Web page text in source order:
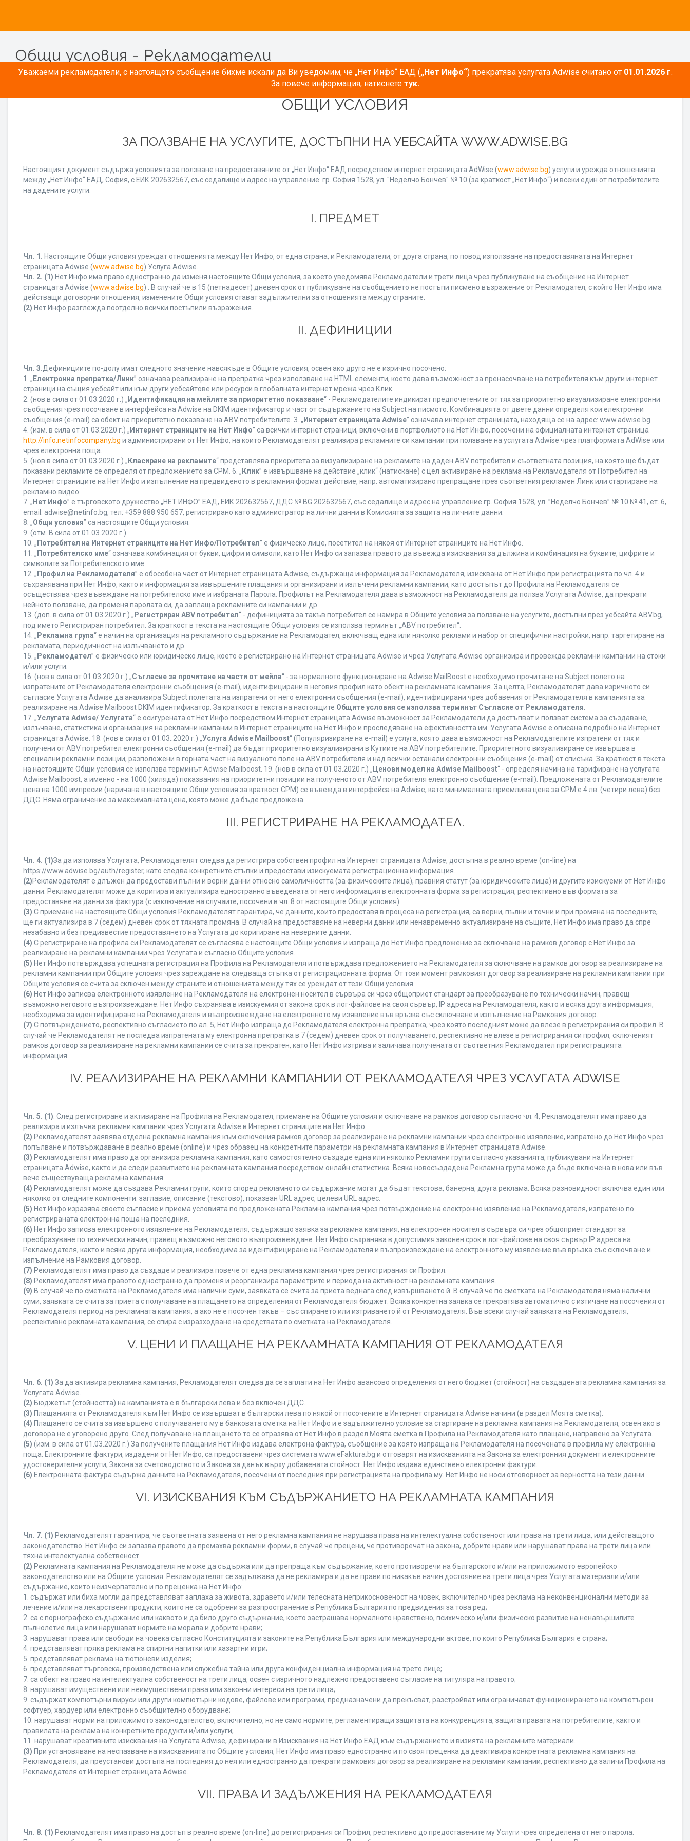
Уважаеми рекламодатели, с настоящото съобщение бихме искали да Ви уведомим, че „Нет Инфо“ ЕАД („Нет Инфо“) прекратява услугата Adwiseсчитано от 01.01.2026 г.
За повече информация, натиснете тук.
Общи условия - Рекламодатели
ОБЩИ УСЛОВИЯ
ЗА ПОЛЗВАНЕ НА УСЛУГИТЕ, ДОСТЪПНИ НА УЕБСАЙТА WWW.ADWISE.BG
Настоящият документ съдържа условията за ползване на предоставяните от „Нет Инфо“ ЕАД посредством интернет страницата AdWise (www.adwise.bg) услуги и урежда отношенията
между „Нет Инфо“ ЕАД, София, с ЕИК 202632567, със седалище и адрес на управление: гр. София 1528, ул. "Неделчо Бончев" № 10 (за краткост „Нет Инфо“) и всеки един от потребителите
на дадените услуги.
І. ПРЕДМЕТ
Чл. 1. Настоящите Общи условия уреждат отношенията между Нет Инфо, от една страна, и Рекламодатели, от друга страна, по повод използване на предоставяната на Интернет
страницата Adwise (www.adwise.bg) Услуга Adwise.
Чл. 2. (1) Нет Инфо има право едностранно да изменя настоящите Общи условия, за което уведомява Рекламодатели и трети лица чрез публикуване на съобщение на Интернет
страницата Adwise (www.adwise.bg) . В случай че в 15 (петнадесет) дневен срок от публикуване на съобщението не постъпи писмено възражение от Рекламодател, с който Нет Инфо има
действащи договорни отношения, изменените Общи условия стават задължителни за отношенията между страните.
(2) Нет Инфо разглежда поотделно всички постъпили възражения.
ІІ. ДЕФИНИЦИИ
Чл. 3.Дефинициите по-долу имат следното значение навсякъде в Общите условия, освен ако друго не е изрично посочено:
1. „ Електронна препратка/Линк” означава реализиране на препратка чрез използване на HTML елементи, което дава възможност за пренасочване на потребителя към други интернет
страници на същия уебсайт или към други уебсайтове или ресурси в глобалната интернет мрежа чрез Клик.
2. (нов в сила от 01.03.2020 г.) „ Идентификация на мейлите за приоритетно показване“ - Рекламодателите индикират предпочетените от тях за приоритетно визуализиране електронни
съобщения чрез посочване в интерфейса на Adwise на DKIM идентификатор и част от съдържанието на Subject на писмото. Комбинацията от двете данни определя кои електронни
съобщения (e-mail) са обект на приоритетно показване на ABV потребителите. 3. „ Интернет страницата Adwise” означава интернет страницата, находяща се на адрес: www.adwise.bg.
4. (изм. в сила от 01.03.2020 г.) „ Интернет страниците на Нет Инфо” са всички интернет страници, включени в портфолиото на Нет Инфо, посочени на официалната интернет страница
http://info.netinfocompany.bg и администрирани от Нет Инфо, на които Рекламодателят реализира рекламните си кампании при ползване на услугата Adwise чрез платформата AdWise или
чрез електронна поща.
5. (нов в сила от 01.03.2020 г.) „ Класиране на рекламите“ представлява приоритета за визуализиране на рекламите на даден ABV потребител и съответната позиция, на която ще бъдат
показани рекламите се определя от предложението за CPM. 6. „ Клик” е извършване на действие „клик“ (натискане) с цел активиране на реклама на Рекламодателя от Потребител на
Интернет страниците на Нет Инфо и изпълнение на предвиденото в рекламния формат действие, напр. автоматизирано препращане през съответния рекламен Линк или стартиране на
рекламно видео.
7. „ Нет Инфо” е търговското дружество „НЕТ ИНФО” ЕАД, ЕИК 202632567, ДДС № BG 202632567, със седалище и адрес на управление гр. София 1528, ул. ”Неделчо Бончев” № 10 № 41, ет. 6,
еmail: adwise@netinfo.bg, тел: +359 888 950 657, регистрирано като администратор на лични данни в Комисията за защита на личните данни.
8. „Общи условия” са настоящите Общи условия.
9. (отм. В сила от 01.03.2020 г.)
10. „ Потребител на Интернет страниците на Нет Инфо/Потребител” е физическо лице, посетител на някоя от Интернет страниците на Нет Инфо.
11. „ Потребителско име“ означава комбинация от букви, цифри и символи, като Нет Инфо си запазва правото да въвежда изисквания за дължина и комбинация на буквите, цифрите и
символите за Потребителското име.
12. „ Профил на Рекламодателя” е обособена част от Интернет страницата Adwise, съдържаща информация за Рекламодателя, изисквана от Нет Инфо при регистрацията по чл. 4 и
съхранявана при Нет Инфо, както и информация за извършените плащания и организирани и излъчени рекламни кампании, като достъпът до Профила на Рекламодателя се
осъществява чрез въвеждане на потребителско име и избраната Парола. Профилът на Рекламодателя дава възможност на Рекламодателя да ползва Услугата Adwise, да прекрати
нейното ползване, да променя паролата си, да заплаща рекламните си кампании и др.
13. (доп. в сила от 01.03.2020 г.) „ Регистриран ABV потребител“ - дефиницията за такъв потребител се намира в Общите условия за ползване на услугите, достъпни през уебсайта ABV.bg,
под името Регистриран потребител. За краткост в текста на настоящите Общи условия се използва терминът „ABV потребител“.
14. „ Рекламна група“ е начин на организация на рекламното съдържание на Рекламодател, включващ една или няколко реклами и набор от специфични настройки, напр. таргетиране на
рекламата, периодичност на излъчването и др.
15. „ Рекламодател” е физическо или юридическо лице, което е регистрирано на Интернет страницата Adwise и чрез Услугата Adwise организира и провежда рекламни кампании на стоки
и/или услуги.
16. (нов в сила от 01.03.2020 г.) „Съгласие за прочитане на части от мейла“ - за нормалното функциониране на Adwise MailBoost е необходимо прочитане на Subject полето на
изпратените от Рекламодателя електронни съобщения (e-mail), идентифицирани в неговия профил като обект на рекламната кампания. За целта, Рекламодателят дава изричното си
съгласие Услугата Adwise да анализира Subject полетата на изпратени от него електронни съобщения (e-mail), идентифицирани чрез добавения от Рекламодателя в кампанията за
реализиране на Adwise Mailboost DKIM идентификатор. За краткост в текста на настоящите Общите условия се използва терминът Съгласие от Рекламодателя
17. „Услугата Adwise/ Услугата“ е осигурената от Нет Инфо посредством Интернет страницата Adwise възможност за Рекламодатели да достъпват и ползват система за създаване,
излъчване, статистика и организация на рекламни кампании в Интернет страниците на Нет Инфо и проследяване на ефективността им. Услугата Adwise е описана подробно на Интернет
страницата Adwise. 18. (нов в сила от 01.03..2020 г.) „Услуга Adwise Mailboost“ (Популяризиране на e-mail) е услуга, която дава възможност на Рекламодателите изпратени от тях и
получени от ABV потребител електронни съобщения (e-mail) да бъдат приоритетно визуализирани в Кутиите на ABV потребителите. Приоритетното визуализиране се извършва в
специални рекламни позиции, разположени в горната част на визуалното поле на ABV потребителя и над всички останали електронни съобщения (e-mail) от списъка. За краткост в текста
на настоящите Общи условия се използва терминът Adwise Mailboost. 19. (нов в сила от 01.03.2020 г.) „ Ценови модел на Adwise Mailboost“ - определя начина на тарифиране на услугата
Adwise Mailboost, а именно - на 1000 (хиляда) показвания на приоритетни позиции на полученото от ABV потребителя електронно съобщение (e-mail). Предложената от Рекламодателите
цена на 1000 импресии (наричана в настоящите Общи условия за краткост CPM) се въвежда в интерфейса на Adwise, като минималната приемлива цена за CPM е 4 лв. (четири лева) без
ДДС. Няма ограничение за максималната цена, която може да бъде предложена.
ІІІ. РЕГИСТРИРАНЕ НА РЕКЛАМОДАТЕЛ.
Чл. 4. (1)За да използва Услугата, Рекламодателят следва да регистрира собствен профил на Интернет страницата Adwise, достъпна в реално време (on-line) на
https://www.adwise.bg/auth/register, като следва конкретните стъпки и предостави изискуемата регистрационна информация.
(2)Рекламодателят е длъжен да предостави пълни и верни данни относно самоличността (за физическите лица), правния статут (за юридическите лица) и другите изискуеми от Нет Инфо
данни. Рекламодателят може да коригира и актуализира едностранно въведената от него информация в електронната форма за регистрация, респективно във формата за
предоставяне на данни за фактура (с изключение на случаите, посочени в чл. 8 от настоящите Общи условия).
(3) С приемане на настоящите Общи условия Рекламодателят гарантира, че данните, които предоставя в процеса на регистрация, са верни, пълни и точни и при промяна на последните,
ще ги актуализира в 7 (седем) дневен срок от тяхната промяна. В случай на предоставяне на неверни данни или ненавременно актуализиране на същите, Нет Инфо има право да спре
незабавно и без предизвестие предоставянето на Услугата до коригиране на неверните данни.
(4) С регистриране на профила си Рекламодателят се съгласява с настоящите Общи условия и изпраща до Нет Инфо предложение за сключване на рамков договор с Нет Инфо за
реализиране на рекламни кампании чрез Услугата и съгласно Общите условия.
(5) Нет Инфо потвърждава успешната регистрация на Профила на Рекламодателя и потвърждава предложението на Рекламодателя за сключване на рамков договор за реализиране на
рекламни кампании при Общите условия чрез зареждане на следваща стъпка от регистрационната форма. От този момент рамковият договор за реализиране на рекламни кампании при
Общите условия се счита за сключен между страните и отношенията между тях се уреждат от тези Общи условия.
(6) Нет Инфо записва електронното изявление на Рекламодателя на електронен носител в сървъра си чрез общоприет стандарт за преобразуване по технически начин, правещ
възможно неговото възпроизвеждане. Нет Инфо съхранява в изискуемия от закона срок в лог-файлове на своя сървър, IP адреса на Рекламодателя, както и всяка друга информация,
необходима за идентифициране на Рекламодателя и възпроизвеждане на електронното му изявление във връзка със сключване и изпълнение на Рамковия договор.
(7) С потвърждението, респективно съгласието по ал. 5, Нет Инфо изпраща до Рекламодателя електронна препратка, чрез която последният може да влезе в регистрирания си профил. В
случай че Рекламодателят не последва изпратената му електронна препратка в 7 (седем) дневен срок от получаването, респективно не влезе в регистрирания си профил, сключеният
рамков договор за реализиране на рекламни кампании се счита за прекратен, като Нет Инфо изтрива и заличава получената от съответния Рекламодател при регистрацията
информация.
IV. РЕАЛИЗИРАНЕ НА РЕКЛАМНИ КАМПАНИИ ОТ РЕКЛАМОДАТЕЛЯ ЧРЕЗ УСЛУГАТА ADWISE
Чл. 5. (1) . След регистриране и активиране на Профила на Рекламодател, приемане на Общите условия и сключване на рамков договор съгласно чл. 4, Рекламодателят има право да
реализира и излъчва рекламни кампании чрез Услугата Adwise в Интернет страниците на Нет Инфо.
(2) Рекламодателят заявява отделна рекламна кампания към сключения рамков договор за реализиране на рекламни кампании чрез електронно изявление, изпратено до Нет Инфо чрез
попълване и потвърждаване в реално време (online) и чрез образец на конкретните параметри на рекламната кампания в Интернет страницата Adwise.
(3) Рекламодателят има право да организира рекламна кампания, като самостоятелно създаде една или няколко Рекламни групи съгласно указанията, публикувани на Интернет
страницата Adwise, както и да следи развитието на рекламната кампания посредством онлайн статистика. Всяка новосъздадена Рекламна група може да бъде включена в нова или във
вече съществуваща рекламна кампания.
(4) Рекламодателят може да създава Рекламни групи, които според рекламното си съдържание могат да бъдат текстова, банерна, друга реклама. Всяка разновидност включва един или
няколко от следните компоненти: заглавие, описание (текстово), показван URL адрес, целеви URL адрес.
(5) Нет Инфо изразява своето съгласие и приема условията по предложената Рекламна кампания чрез потвърждение на електронно изявление на Рекламодателя, изпратено по
регистрираната електронна поща на последния.
(6) Нет Инфо записва електронното изявление на Рекламодателя, съдържащо заявка за рекламна кампания, на електронен носител в сървъра си чрез общоприет стандарт за
преобразуване по технически начин, правещ възможно неговото възпроизвеждане. Нет Инфо съхранява в допустимия законен срок в лог-файлове на своя сървър IP адреса на
Рекламодателя, както и всяка друга информация, необходима за идентифициране на Рекламодателя и възпроизвеждане на електронното му изявление във връзка със сключване и
изпълнение на Рамковия договор.
(7) Рекламодателят има право да създаде и реализира повече от една рекламна кампания чрез регистрирания си Профил.
(8) Рекламодателят има правото едностранно да променя и реорганизира параметрите и периода на активност на рекламната кампания.
(9) В случай че по сметката на Рекламодателя има налични суми, заявката се счита за приета веднага след извършването й. В случай че по сметката на Рекламодателя няма налични
суми, заявката се счита за приета с получаване на плащането на определения от Рекламодателя бюджет. Всяка конкретна заявка се прекратява автоматично с изтичане на посочения от
Рекламодателя период на рекламната кампания, а ако не е посочен такъв – със спирането или изтриването й от Рекламодателя. Във всеки случай заявката на Рекламодателя,
респективно рекламната кампания, се спира с изразходване на средствата по сметката на Рекламодателя.
V. ЦЕНИ И ПЛАЩАНЕ НА РЕКЛАМНАТА КАМПАНИЯ ОТ РЕКЛАМОДАТЕЛЯ
Чл. 6. (1) За да активира рекламна кампания, Рекламодателят следва да се заплати на Нет Инфо авансово определения от него бюджет (стойност) на създадената рекламна кампания за
Услугата Adwise.
(2) Бюджетът (стойността) на кампанията е в български лева и без включен ДДС.
(3) Плащанията от Рекламодателя към Нет Инфо се извършват в български лева по някой от посочените в Интернет страницата Adwise начини (в раздел Моята сметка).
(4) Плащането се счита за извършено с получаването му в банковата сметка на Нет Инфо и е задължително условие за стартиране на рекламна кампания на Рекламодателя, освен ако в
договора не е уговорено друго. След получаване на плащането то се отразява от Нет Инфо в раздел Моята сметка в Профила на Рекламодателя като плащане, направено за Услугата.
(5) (изм. в сила от 01.03.2020 г.) За получените плащания Нет Инфо издава електрона фактура, съобщение за която изпраща на Рекламодателя на посочената в профила му електронна
поща. Електронните фактури, издадени от Нет Инфо, са предоставени чрез системата www.eFaktura.bg и отговарят на изискванията на Закона за електронния документ и електронните
удостоверителни услуги, Закона за счетоводството и Закона за данък върху добавената стойност. Нет Инфо издава единствено електронни фактури.
(6) Електронната фактура съдържа данните на Рекламодателя, посочени от последния при регистрацията на профила му. Нет Инфо не носи отговорност за верността на тези данни.
VI. ИЗИСКВАНИЯ КЪМ СЪДЪРЖАНИЕТО НА РЕКЛАМНАТА КАМПАНИЯ
Чл. 7. (1) Рекламодателят гарантира, че съответната заявена от него рекламна кампания не нарушава права на интелектуална собственост или права на трети лица, или действащото
законодателство. Нет Инфо си запазва правото да премахва рекламни форми, в случай че прецени, че противоречат на закона, добрите нрави или нарушават права на трети лица или
тяхна интелектуална собственост.
(2) Рекламната кампания на Рекламодателя не може да съдържа или да препраща към съдържание, което противоречи на българското и/или на приложимото европейско
законодателство или на Общите условия. Рекламодателят се задължава да не рекламира и да не прави по никакъв начин достояние на трети лица чрез Услугата материали и/или
съдържание, които неизчерпателно и по преценка на Нет Инфо:
1. съдържат или биха могли да представляват заплаха за живота, здравето и/или телесната неприкосновеност на човек, включително чрез реклама на неконвенционални методи за
лечение и/или на лекарствени продукти, които не са одобрени за разпространение в Република България по предвидения за това ред;
2. са с порнографско съдържание или каквото и да било друго съдържание, което застрашава нормалното нравствено, психическо и/или физическо развитие на ненавършилите
пълнолетие лица или нарушават нормите на морала и добрите нрави;
3. нарушават права или свободи на човека съгласно Конституцията и законите на Република България или международни актове, по които Република България е страна;
4. представляват пряка реклама на спиртни напитки или хазартни игри;
5. представляват реклама на тютюневи изделия;
6. представляват търговска, производствена или служебна тайна или друга конфиденциална информация на трето лице;
7. са обект на право на интелектуална собственост на трети лица, освен с изричното надлежно предоставено съгласие на титуляра на правото;
8. нарушават имуществени или неимуществени права или законни интереси на трети лица;
9. съдържат компютърни вируси или други компютърни кодове, файлове или програми, предназначени да прекъсват, разстройват или ограничават функционирането на компютърен
софтуер, хардуер или електронно съобщително оборудване;
10. нарушават норми на приложимото законодателство, включително, но не само нормите, регламентиращи защитата на конкуренцията, защита правата на потребителите, както и
правилата на реклама на конкретните продукти и/или услуги;
11. нарушават креативните изисквания на Услугата Adwise, дефинирани в Изисквания на Нет Инфо ЕАД към съдържанието и визията на рекламните материали.
(3) При установяване на неспазване на изискванията по Общите условия, Нет Инфо има право едностранно и по своя преценка да деактивира конкретната рекламна кампания на
Рекламодателя, да преустанови достъпа на последния до нея или едностранно да прекрати рамковия договор за реализиране на рекламни кампании, респективно да заличи Профила на
Рекламодателя от Интернет страницата Adwise.
VII. ПРАВА И ЗАДЪЛЖЕНИЯ НА РЕКЛАМОДАТЕЛЯ
Чл. 8. (1) Рекламодателят има право на достъп в реално време (on-line) до регистрирания си Профил, респективно до предоставените му Услуги чрез определена от него парола.